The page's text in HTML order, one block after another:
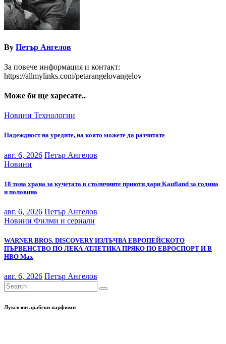
By Петър Ангелов
За повече информация и контакт:
https://allmylinks.com/petarangelovangelov
Може би ще харесате..
Новини Технологии
Надеждност на уредите, на която можете да разчитате
авг. 6, 2026 Петър Ангелов
Новини
18 тона храна за кучетата в столичните приюти дари Kaufland за година
и половина
авг. 6, 2026 Петър Ангелов
Новини Филми и сериали
WARNER BROS. DISCOVERY ИЗЛЪЧВА ЕВРОПЕЙСКОТО
ПЪРВЕНСТВО ПО ЛЕКА АТЛЕТИКА ПРЯКО ПО ЕВРОСПОРТ И В
НВО Мах
авг. 6, 2026 Петър Ангелов
Луксозни арабски парфюми